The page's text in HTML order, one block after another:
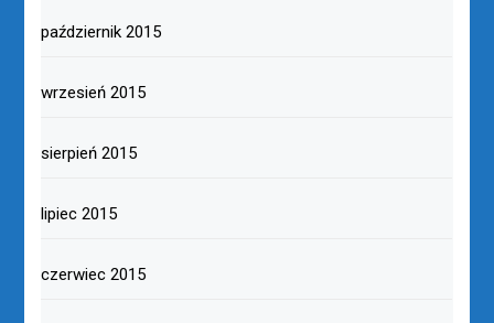
październik 2015
wrzesień 2015
sierpień 2015
lipiec 2015
czerwiec 2015